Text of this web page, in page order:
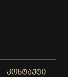
ᲙᲝᲜᲢᲐᲥᲢᲘ